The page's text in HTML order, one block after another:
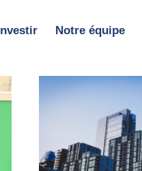
Investir Notre équipe